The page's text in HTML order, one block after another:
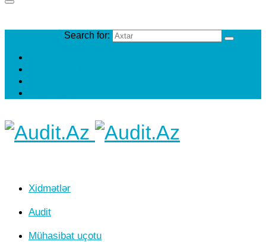
Search for:
Xidmətlər
Audit
Mühasibat uçotu